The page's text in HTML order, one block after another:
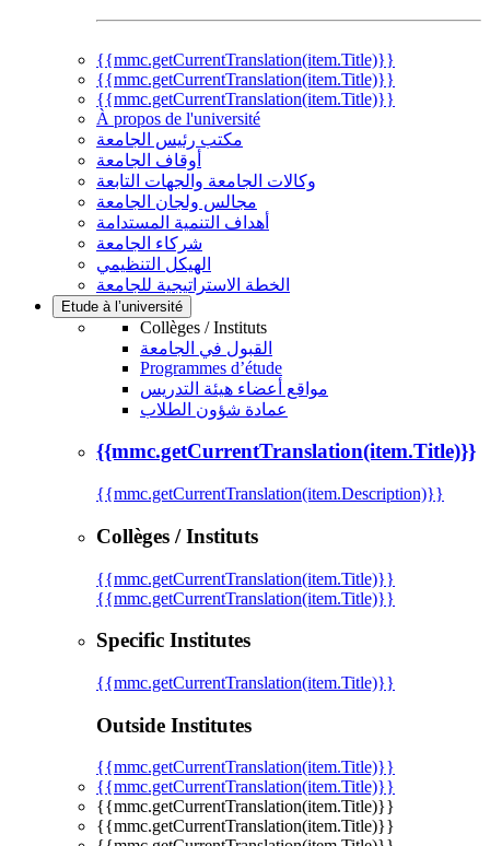
{{mmc.getCurrentTranslation(item.Title)}}
{{mmc.getCurrentTranslation(item.Title)}}
{{mmc.getCurrentTranslation(item.Title)}}
À propos de l'université
مكتب رئيس الجامعة
أوقاف الجامعة
وكالات الجامعة والجهات التابعة
مجالس ولجان الجامعة
أهداف التنمية المستدامة
شركاء الجامعة
الهيكل التنظيمي
الخطة الاستراتيجية للجامعة
Etude à l’université
Collèges / Instituts
القبول في الجامعة
Programmes d’étude
مواقع أعضاء هيئة التدريس
عمادة شؤون الطلاب
{{mmc.getCurrentTranslation(item.Title)}}
{{mmc.getCurrentTranslation(item.Description)}}
Collèges / Instituts
{{mmc.getCurrentTranslation(item.Title)}}
{{mmc.getCurrentTranslation(item.Title)}}
Specific Institutes
{{mmc.getCurrentTranslation(item.Title)}}
Outside Institutes
{{mmc.getCurrentTranslation(item.Title)}}
{{mmc.getCurrentTranslation(item.Title)}}
{{mmc.getCurrentTranslation(item.Title)}}
{{mmc.getCurrentTranslation(item.Title)}}